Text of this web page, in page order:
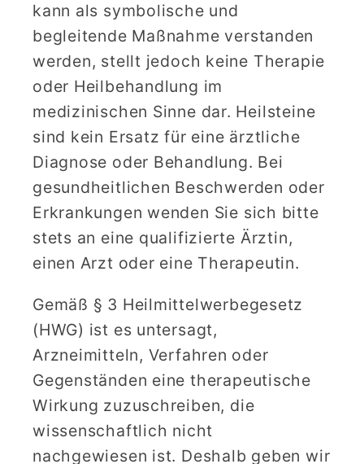
kann als symbolische und
begleitende Maßnahme verstanden
werden, stellt jedoch keine Therapie
oder Heilbehandlung im
medizinischen Sinne dar. Heilsteine
sind kein Ersatz für eine ärztliche
Diagnose oder Behandlung. Bei
gesundheitlichen Beschwerden oder
Erkrankungen wenden Sie sich bitte
stets an eine qualifizierte Ärztin,
einen Arzt oder eine Therapeutin.
Gemäß § 3 Heilmittelwerbegesetz
(HWG) ist es untersagt,
Arzneimitteln, Verfahren oder
Gegenständen eine therapeutische
Wirkung zuzuschreiben, die
wissenschaftlich nicht
nachgewiesen ist. Deshalb geben wir